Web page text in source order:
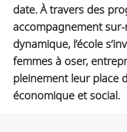
date. À travers des
accompagnement
dynamique, l’école
femmes à oser,
pleinement leur place
économique et social.